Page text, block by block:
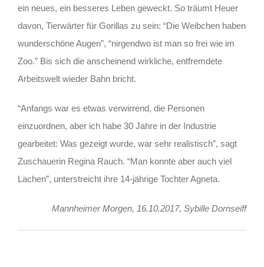
ein neues, ein besseres Leben geweckt. So träumt Heuer
davon, Tierwärter für Gorillas zu sein: “Die Weibchen haben
wunderschöne Augen”, “nirgendwo ist man so frei wie im
Zoo.” Bis sich die anscheinend wirkliche, entfremdete
Arbeitswelt wieder Bahn bricht.
“Anfangs war es etwas verwirrend, die Personen
einzuordnen, aber ich habe 30 Jahre in der Industrie
gearbeitet: Was gezeigt wurde, war sehr realistisch”, sagt
Zuschauerin Regina Rauch. “Man konnte aber auch viel
Lachen”, unterstreicht ihre 14-jährige Tochter Agneta.
Mannheimer Morgen, 16.10.2017, Sybille Dornseiff